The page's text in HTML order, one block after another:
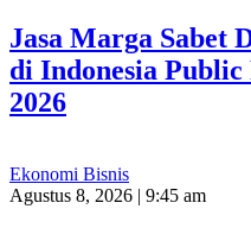
Jasa Marga Sabet
di Indonesia
2026
Ekonomi Bisnis
Agustus 8, 2026 | 9:45 am